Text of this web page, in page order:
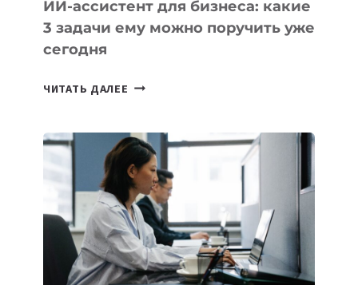
ИИ-ассистент для бизнеса: какие
3 задачи ему можно поручить уже
сегодня
ЧИТАТЬ ДАЛЕЕ ИИ-
БИЗНЕСА:
КАКИЕ
3
ЗАДАЧИ
ЕМУ
МОЖНО
ПОРУЧИТЬ
УЖЕ